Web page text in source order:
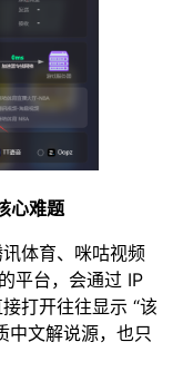
心难题​
讯体育、咪咕视频
平台，会通过 IP
打开往往显示 “该
中文解说源，也只